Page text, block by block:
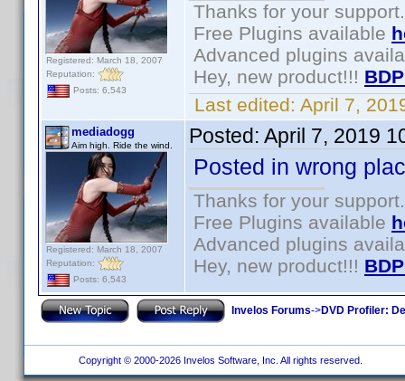
Registered: March 18, 2007
Reputation:
Posts: 6,543
Thanks for your support.
Free Plugins available
Advanced plugins
Hey, new product!!!
Last edited: April 7,
mediadogg
Aim high. Ride the wind.
Registered: March 18, 2007
Reputation:
Posts: 6,543
Posted: April 7, 2019
Posted in wrong
Thanks for your support.
Free Plugins available
Advanced plugins
Hey, new product!!!
Invelos Forums->DVD Profiler:
Copyright © 2000-2026 Invelos Software, Inc. All rights reserved.